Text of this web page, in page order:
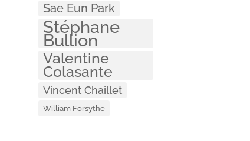
Sae Eun Park
Stéphane
Bullion
Valentine
Colasante
Vincent Chaillet
William Forsythe